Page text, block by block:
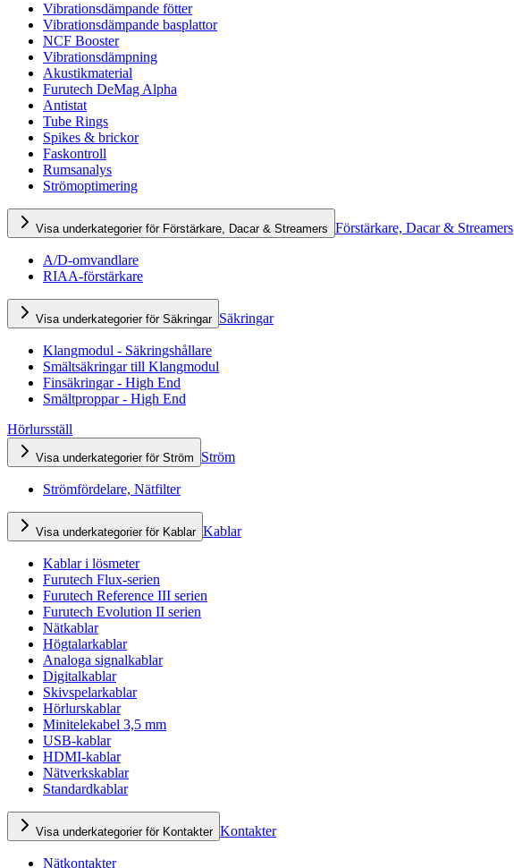
Vibrationsdämpande fötter
Vibrationsdämpande basplattor
NCF Booster
Vibrationsdämpning
Akustikmaterial
Furutech DeMag Alpha
Antistat
Tube Rings
Spikes & brickor
Faskontroll
Rumsanalys
Strömoptimering
Visa underkategorier för Förstärkare, Dacar & Streamers Förstärkare, Dacar & Streamers
A/D-omvandlare
RIAA-förstärkare
Visa underkategorier för Säkringar Säkringar
Klangmodul - Säkringshållare
Smältsäkringar till Klangmodul
Finsäkringar - High End
Smältproppar - High End
Hörlursställ
Visa underkategorier för Ström Ström
Strömfördelare, Nätfilter
Visa underkategorier för Kablar Kablar
Kablar i lösmeter
Furutech Flux-serien
Furutech Reference III serien
Furutech Evolution II serien
Nätkablar
Högtalarkablar
Analoga signalkablar
Digitalkablar
Skivspelarkablar
Hörlurskablar
Minitelekabel 3,5 mm
USB-kablar
HDMI-kablar
Nätverkskablar
Standardkablar
Visa underkategorier för Kontakter Kontakter
Nätkontakter